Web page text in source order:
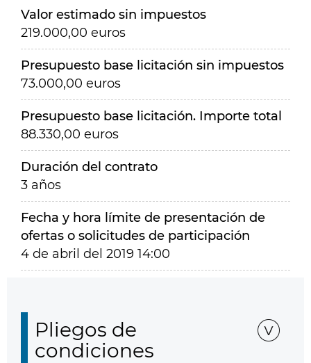
Valor estimado sin impuestos
219.000,00 euros
Presupuesto base licitación sin impuestos
73.000,00 euros
Presupuesto base licitación. Importe total
88.330,00 euros
Duración del contrato
3 años
Fecha y hora límite de presentación de
ofertas o solicitudes de participación
4 de abril del 2019 14:00
Pliegos de
condiciones